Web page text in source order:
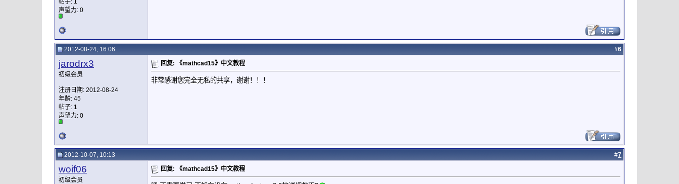
帖子: 1
声望力: 0
2012-08-24, 16:06 #6
jarodrx3
初级会员
注册日期: 2012-08-24
年龄: 45
帖子: 1
声望力: 0
回复: 《mathcad15》中文教程
非常感谢您完全无私的共享，谢谢！！！
2012-10-07, 10:13 #7
woif06
初级会员
回复: 《mathcad15》中文教程